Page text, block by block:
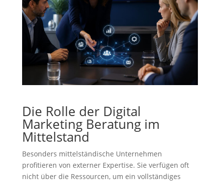
Die Rolle der Digital
Marketing Beratung im
Mittelstand
Besonders mittelständische Unternehmen
profitieren von externer Expertise. Sie verfügen oft
nicht über die Ressourcen, um ein vollständiges